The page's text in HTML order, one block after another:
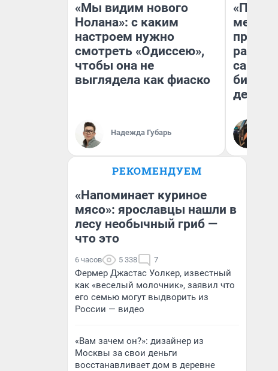
«Мы видим нового
Нолана»: с каким
настроем нужно
смотреть «Одиссею»,
чтобы она не
выглядела как фиаско
Надежда Губарь
самом
РЕКОМЕНДУЕМ
«Напоминает куриное
мясо»: ярославцы нашли в
лесу необычный гриб —
что это
6 часов 5 338 7
Фермер Джастас Уолкер, известный
как «веселый молочник», заявил что
его семью могут выдворить из
России — видео
«Вам зачем он?»: дизайнер из
Москвы за свои деньги
восстанавливает дом в деревне